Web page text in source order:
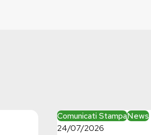
Comunicati StampaNews
Bilancio
regionale:
24/07/2026